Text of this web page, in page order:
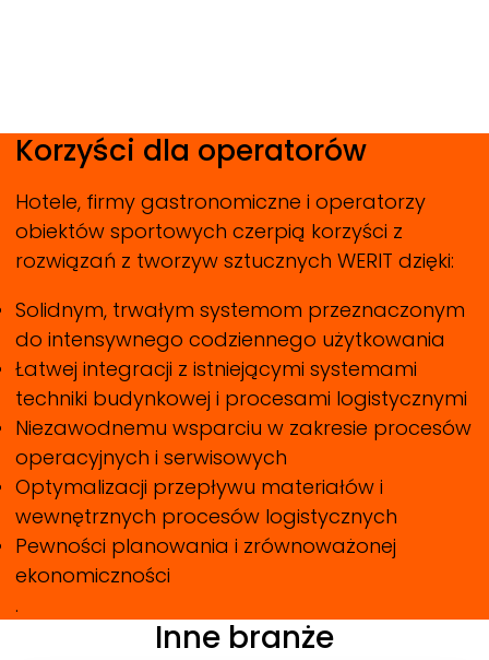
Korzyści dla operatorów
Hotele, firmy gastronomiczne i operatorzy
obiektów sportowych czerpią korzyści z
rozwiązań z tworzyw sztucznych WERIT dzięki:
Solidnym, trwałym systemom przeznaczonym
do intensywnego codziennego użytkowania
Łatwej integracji z istniejącymi systemami
techniki budynkowej i procesami logistycznymi
Niezawodnemu wsparciu w zakresie procesów
operacyjnych i serwisowych
Optymalizacji przepływu materiałów i
wewnętrznych procesów logistycznych
Pewności planowania i zrównoważonej
ekonomiczności
.
Inne branże